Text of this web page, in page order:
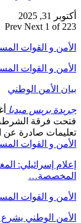
أكتوبر 31, 2025
Prev Next 1 of 223
الأمن و القوات
الأمن و القوات
بيان الأمن الوطني
جريدة بريس ميديا
فتحت فرقة الشرطة
تعليمات صادرة عن
الأمن و القوات
إعلام إسرائيلي:
المخصصة…
الأمن و القوات
الأمن الوطني